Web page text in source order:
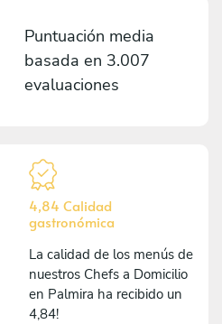
Puntuación media
basada en 3.007
evaluaciones
4,84 Calidad
gastronómica
La calidad de los menús de
nuestros Chefs a Domicilio
en Palmira ha recibido un
4,84!